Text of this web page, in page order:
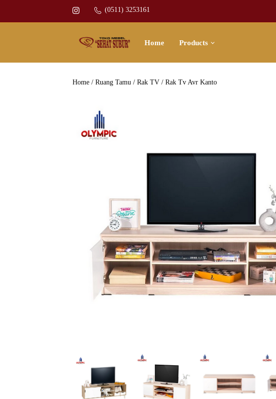
(0511) 3253161
Home Products
Home /Ruang Tamu /Rak TV / Rak Tv Avr Kanto